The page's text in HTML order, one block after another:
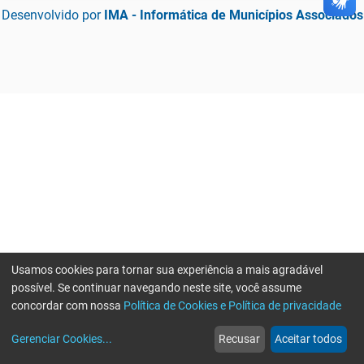
Desenvolvido por IMA - Informática de Municípios Associados
web
Notícias
more_horiz
Mais
Usamos cookies para tornar sua experiência a mais agradável
possível. Se continuar navegando neste site, você assume
concordar com nossa Política de Cookies e Política de privacidade
Gerenciar Cookies... Recusar Aceitar todos